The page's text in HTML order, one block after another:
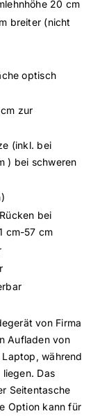
20 cm
breiter (nicht
optisch
zur
(inkl. bei
) bei schweren
bei
cm-57 cm
von Firma
Aufladen von
während
liegen. Das
Seitentasche
Option kann für